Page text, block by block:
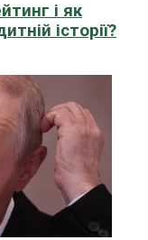
і як
історії?